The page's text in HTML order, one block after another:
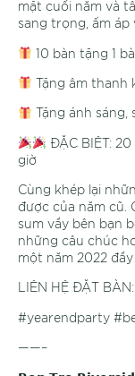
mặt cuối năm và
sang trọng, ấm áp
10 bàn tặng 1
Tặng âm thanh
Tặng ánh sáng,
ĐẶC BIỆT:
giờ
Cùng khép lại
được của năm cũ.
sum vầy bên bạn
những câu chúc
một năm 2022
LIÊN HỆ ĐẶT
#yearendparty
——–